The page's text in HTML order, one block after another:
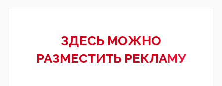
ЗДЕСЬ МОЖНО
РАЗМЕСТИТЬ РЕКЛАМУ